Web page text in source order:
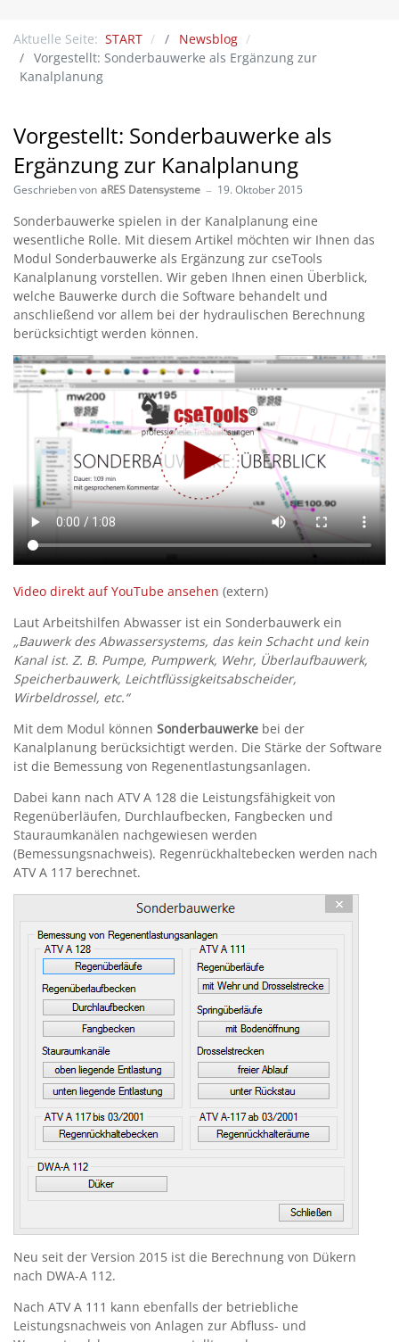
Aktuelle Seite: START
Newsblog
Vorgestellt: Sonderbauwerke als Ergänzung zur
Kanalplanung
Vorgestellt: Sonderbauwerke als
Ergänzung zur Kanalplanung
Geschrieben von aRES Datensysteme 19. Oktober 2015
Sonderbauwerke spielen in der Kanalplanung eine
wesentliche Rolle. Mit diesem Artikel möchten wir Ihnen das
Modul Sonderbauwerke als Ergänzung zur cseTools
Kanalplanung vorstellen. Wir geben Ihnen einen Überblick,
welche Bauwerke durch die Software behandelt und
anschließend vor allem bei der hydraulischen Berechnung
berücksichtigt werden können.
Video direkt auf YouTube ansehen (extern)
Laut Arbeitshilfen Abwasser ist ein Sonderbauwerk ein
„Bauwerk des Abwassersystems, das kein Schacht und kein
Kanal ist. Z. B. Pumpe, Pumpwerk, Wehr, Überlaufbauwerk,
Speicherbauwerk, Leichtflüssigkeitsabscheider,
Wirbeldrossel, etc.“
Mit dem Modul können Sonderbauwerke bei der
Kanalplanung berücksichtigt werden. Die Stärke der Software
ist die Bemessung von Regenentlastungsanlagen.
Dabei kann nach ATV A 128 die Leistungsfähigkeit von
Regenüberläufen, Durchlaufbecken, Fangbecken und
Stauraumkanälen nachgewiesen werden
(Bemessungsnachweis). Regenrückhaltebecken werden nach
ATV A 117 berechnet.
Neu seit der Version 2015 ist die Berechnung von Dükern
nach DWA-A 112.
Nach ATV A 111 kann ebenfalls der betriebliche
Leistungsnachweis von Anlagen zur Abfluss- und